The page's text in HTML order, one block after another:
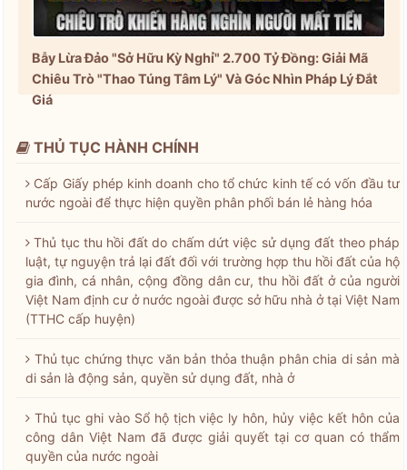
Bẫy Lừa Đảo "Sở Hữu Kỳ Nghỉ" 2.700 Tỷ Đồng: Giải Mã
Chiêu Trò "Thao Túng Tâm Lý" Và Góc Nhìn Pháp Lý Đắt
Giá
THỦ TỤC HÀNH CHÍNH
Cấp Giấy phép kinh doanh cho tổ chức kinh tế có vốn đầu tư
nước ngoài để thực hiện quyền phân phối bán lẻ hàng hóa
Thủ tục thu hồi đất do chấm dứt việc sử dụng đất theo pháp
luật, tự nguyện trả lại đất đối với trường hợp thu hồi đất của hộ
gia đình, cá nhân, cộng đồng dân cư, thu hồi đất ở của người
Việt Nam định cư ở nước ngoài được sở hữu nhà ở tại Việt Nam
(TTHC cấp huyện)
Thủ tục chứng thực văn bản thỏa thuận phân chia di sản mà
di sản là động sản, quyền sử dụng đất, nhà ở
Thủ tục ghi vào Sổ hộ tịch việc ly hôn, hủy việc kết hôn của
công dân Việt Nam đã được giải quyết tại cơ quan có thẩm
quyền của nước ngoài